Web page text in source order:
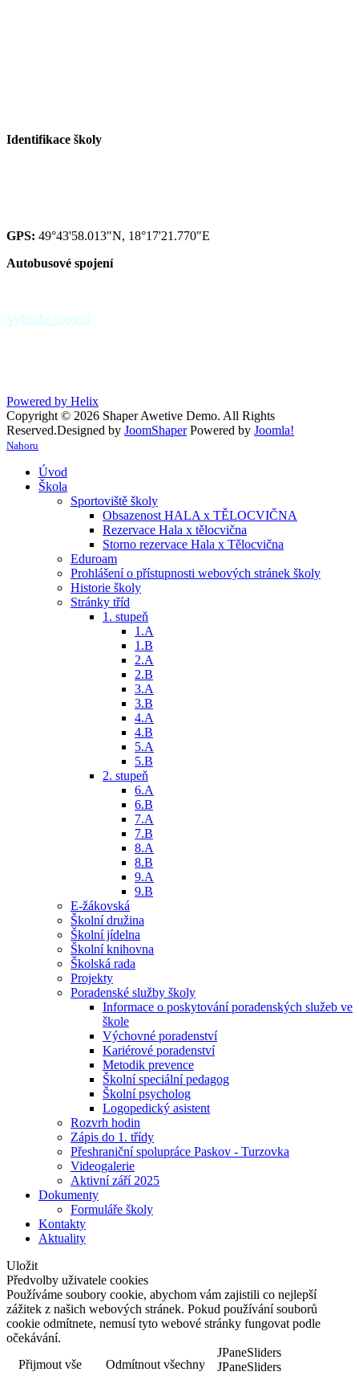
Identifikace školy
GPS: 49°43'58.013"N, 18°17'21.770"E
Autobusové spojení
Vyhledat spojení
Powered by Helix
Copyright © 2026 Shaper Awetive Demo. All Rights
Reserved.Designed by JoomShaper Powered by Joomla!
Nahoru
Úvod
Škola
Sportoviště školy
Obsazenost HALA x TĚLOCVIČNA
Rezervace Hala x tělocvična
Storno rezervace Hala x Tělocvična
Eduroam
Prohlášení o přístupnosti webových stránek školy
Historie školy
Stránky tříd
1. stupeň
1.A
1.B
2.A
2.B
3.A
3.B
4.A
4.B
5.A
5.B
2. stupeň
6.A
6.B
7.A
7.B
8.A
8.B
9.A
9.B
E-žákovská
Školní družina
Školní jídelna
Školní knihovna
Školská rada
Projekty
Poradenské služby školy
Informace o poskytování poradenských služeb ve
škole
Výchovné poradenství
Kariérové poradenství
Metodik prevence
Školní speciální pedagog
Školní psycholog
Logopedický asistent
Rozvrh hodin
Zápis do 1. třídy
Přeshraniční spolupráce Paskov - Turzovka
Videogalerie
Aktivní září 2025
Dokumenty
Formuláře školy
Kontakty
Aktuality
Uložit
Předvolby uživatele cookies
Používáme soubory cookie, abychom vám zajistili co nejlepší
zážitek z našich webových stránek. Pokud používání souborů
cookie odmítnete, nemusí tyto webové stránky fungovat podle
očekávání.
Přijmout vše
Odmítnout všechny
JPaneSliders
JPaneSliders